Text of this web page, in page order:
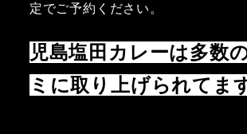
定でご予約ください。
児島塩田カレーは多数
ミに取り上げられてま